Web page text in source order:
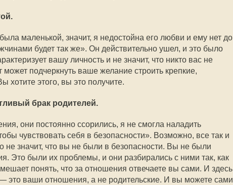
маленькой, значит, я недостойна его любви и ему нет до
будет так же». Он действительно ушел, и это было
вашу личность и не значит, что никто вас не
может подчеркнуть ваше желание строить крепкие,
хотите этого, вы это получите.
брак родителей.
они постоянно ссорились, я не смогла наладить
чувствовать себя в безопасности». Возможно, все так и
не значит, что вы не были в безопасности. Вы не были
Это были их проблемы, и они разбирались с ними так, как
понять, что за отношения отвечаете вы сами. И здесь
это ваши отношения, а не родительские. И вы можете сами